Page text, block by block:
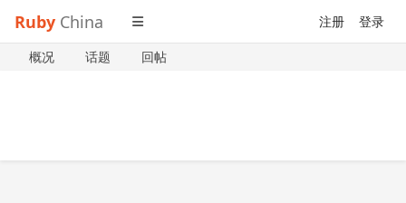
Ruby China 注册 登录
概况 话题 回帖